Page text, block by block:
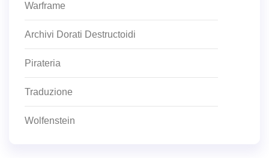
Warframe
Archivi Dorati Destructoidi
Pirateria
Traduzione
Wolfenstein